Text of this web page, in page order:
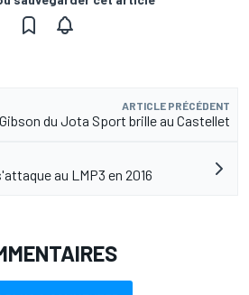
ARTICLE PRÉCÉDENT
du Jota Sport brille au Castellet
au LMP3 en 2016